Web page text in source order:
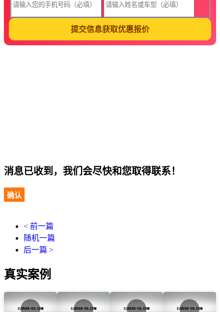
提交信息获取优惠报价
消息已收到，我们会尽快和您取得联系！
确认
< 前一篇
随机一篇
后一篇 >
真实案例